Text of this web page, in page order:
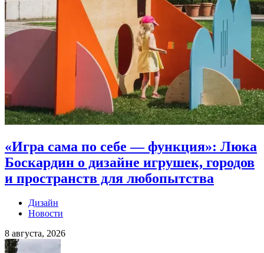
«Игра сама по себе — функция»: Люка
Боскардин о дизайне игрушек, городов
и пространств для любопытства
Дизайн
Новости
8 августа, 2026